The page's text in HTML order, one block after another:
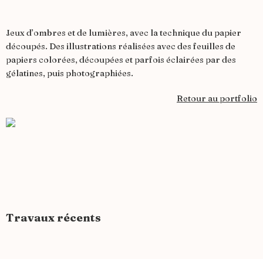
Jeux d’ombres et de lumières, avec la technique du papier
découpés. Des illustrations réalisées avec des feuilles de
papiers colorées, découpées et parfois éclairées par des
gélatines, puis photographiées.
Retour au portfolio
Travaux récents